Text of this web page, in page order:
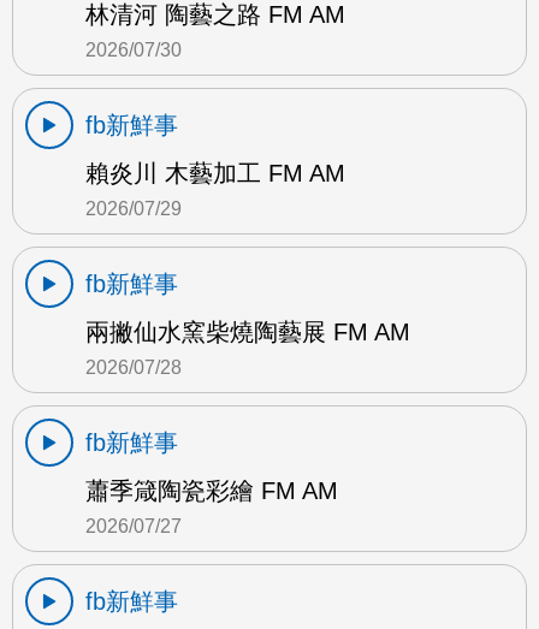
林清河 陶藝之路 FM AM
2026/07/30
fb新鮮事
賴炎川 木藝加工 FM AM
2026/07/29
fb新鮮事
兩撇仙水窯柴燒陶藝展 FM AM
2026/07/28
fb新鮮事
蕭季箴陶瓷彩繪 FM AM
2026/07/27
fb新鮮事